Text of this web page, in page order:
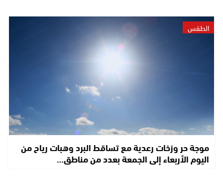
الطقس
موجة حر وزخات رعدية مع تساقط البرد وهبات رياح من
اليوم الأربعاء إلى الجمعة بعدد من مناطق…